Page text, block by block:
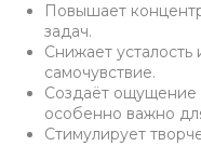
Повышает
задач.
Снижает
самочувствие.
Создаёт
особенно важно
Стимулирует